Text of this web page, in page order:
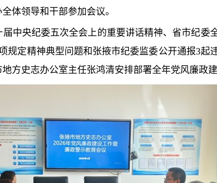
体领导和干部参加会议。
中央纪委五次全会上的重要讲话精神、省市纪委
规定精神典型问题和张掖市纪委监委公开通报3起
方史志办公室主任张鸿清安排部署全年党风廉政建